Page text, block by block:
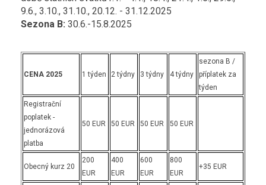
9.6., 3.10., 31.10., 20.12. - 31.12.2025
Sezona B: 30.6.-15.8.2025
CENA 2025 1 týden 2 týdny 3 týdny 4 týdny
sezona B /
příplatek za
týden
Registrační
poplatek -
jednorázová
platba
50 EUR 50 EUR 50 EUR 50 EUR
Obecný kurz 20
200
EUR
400
EUR
600
EUR
800
EUR
+35 EUR